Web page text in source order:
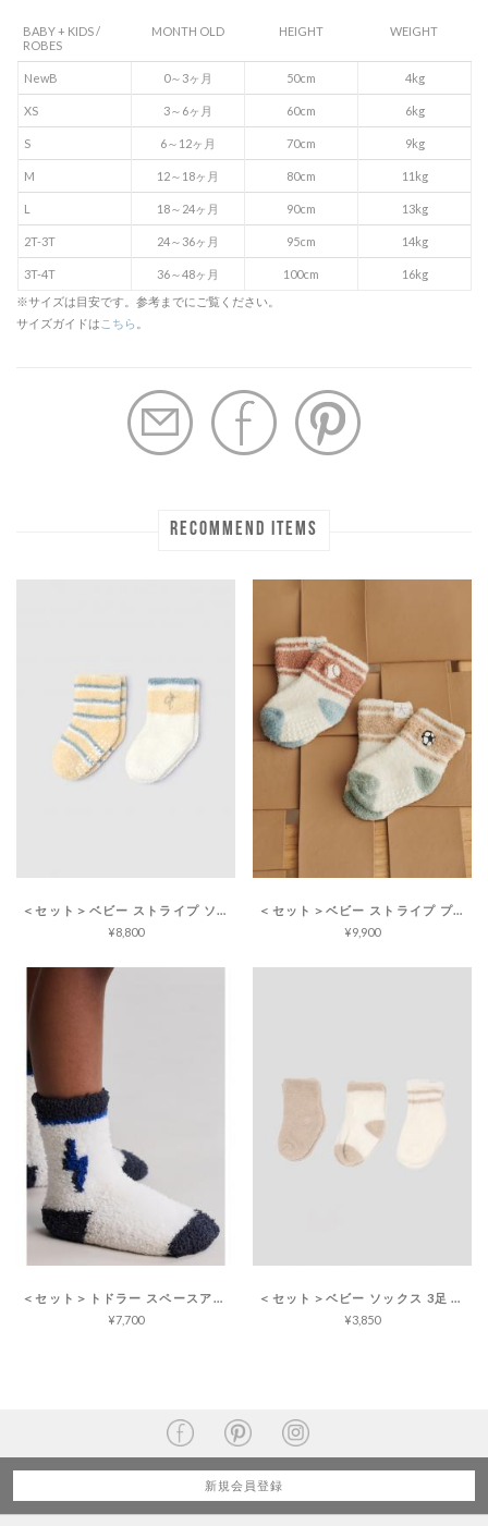
BABY + KIDS /
ROBES
MONTH OLD HEIGHT WEIGHT
NewB 0～3ヶ月 50cm 4kg
XS 3～6ヶ月 60cm 6kg
S 6～12ヶ月 70cm 9kg
M 12～18ヶ月 80cm 11kg
L 18～24ヶ月 90cm 13kg
2T-3T 24～36ヶ月 95cm 14kg
3T-4T 36～48ヶ月 100cm
16kg
※サイズは目安です。参考までにご覧ください。
サイズガイドは こちら
RECOMMEND ITEMS
＜セット＞ベビー ストライプ ソックス コージーシックライト
¥8,800
＜セット＞ベビー ストライプ プレイ ソックス コージーシックライト
¥9,900
¥7,700
¥3,850
新規会員登録